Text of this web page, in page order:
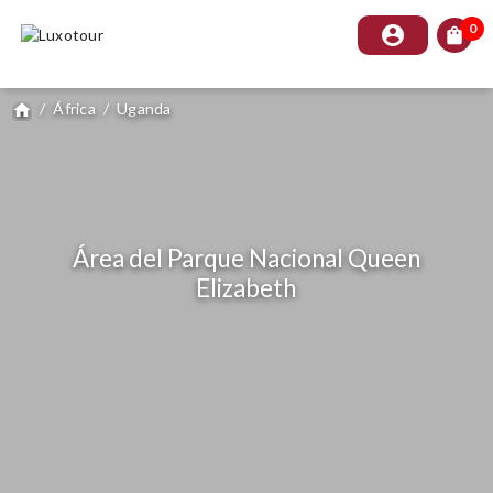
account_circle shopping_bag 0
home / África / Uganda
Área del Parque Nacional Queen
Elizabeth